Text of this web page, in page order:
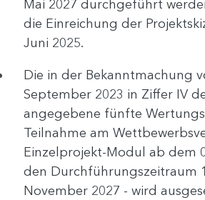
Mai 2027 durchgeführt
die Einreichung der
Juni 2025.
Die in der Bekanntmachung
September 2023 in Ziffer IV
angegebene fünfte
Teilnahme am
Einzelprojekt-Modul ab dem
den Durchführungszeitraum
November 2027 - wird